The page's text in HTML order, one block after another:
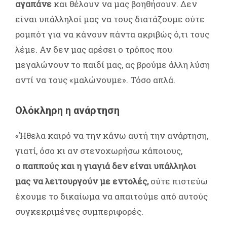
αγαπάνε και θέλουν να μας βοηθήσουν. Δεν
είναι υπάλληλοί μας να τους διατάζουμε ούτε
ρομπότ για να κάνουν πάντα ακριβώς ό,τι τους
λέμε. Αν δεν μας αρέσει ο τρόπος που
μεγαλώνουν το παιδί μας, ας βρούμε άλλη λύση
αντί να τους «μαλώνουμε». Τόσο απλά.
Ολόκληρη η ανάρτηση
«Ήθελα καιρό να την κάνω αυτή την ανάρτηση,
γιατί, όσο κι αν στενοχωρήσω κάποιους,
ο παππούς και η γιαγιά δεν είναι υπάλληλοι
μας να λειτουργούν με εντολές,ούτε πιστεύω
έχουμε το δικαίωμα να απαιτούμε από αυτούς
συγκεκριμένες συμπεριφορές.